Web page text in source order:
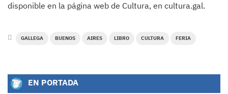
disponible en la página web de Cultura, en cultura.gal.
GALLEGA BUENOS AIRES LIBRO CULTURA FERIA
EN PORTADA